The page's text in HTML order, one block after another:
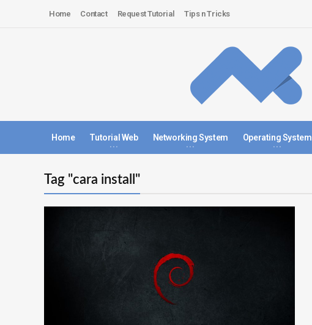
Home Contact Request Tutorial Tips n Tricks
Home Tutorial Web Networking System Operating System
Tag "cara install"